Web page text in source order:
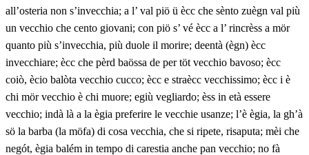
all’osteria non s’invecchia; a l’ val piö ü ècc che sènto zuègn val più
un vecchio che cento giovani; con piö s’ vé ècc a l’ rincrèss a mör
quanto più s’invecchia, più duole il morire; deentà (ègn) ècc
invecchiare; ècc che pèrd baössa de per töt vecchio bavoso; ècc
coiò, ècio balòta vecchio cucco; ècc e straècc vecchissimo; ècc i è
chi mör vecchio è chi muore; egiù vegliardo; èss in età essere
vecchio; indà là a la ègia preferire le vecchie usanze; l’è ègia, la gh’à
sö la barba (la möfa) di cosa vecchia, che si ripete, risaputa; mèi che
negót, ègia balém in tempo di carestia anche pan vecchio; no fà